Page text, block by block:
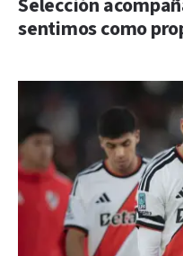
Selección
sentimos como